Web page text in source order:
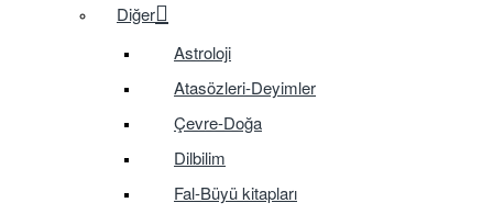
Diğer
Astroloji
Atasözleri-Deyimler
Çevre-Doğa
Dilbilim
Fal-Büyü kitapları